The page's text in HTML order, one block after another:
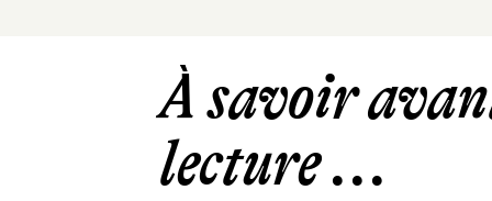
À savoir
lecture ...